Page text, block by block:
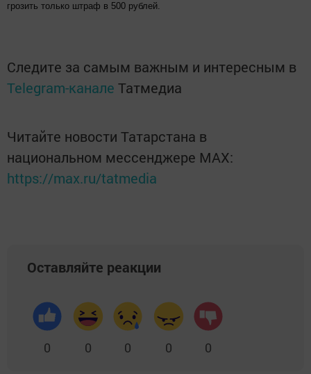
грозить только штраф в 500 рублей.
Следите за самым важным и интересным в
Telegram-канале Татмедиа
Читайте новости Татарстана в
национальном мессенджере MАХ:
https://max.ru/tatmedia
Оставляйте реакции
0 0 0 0 0